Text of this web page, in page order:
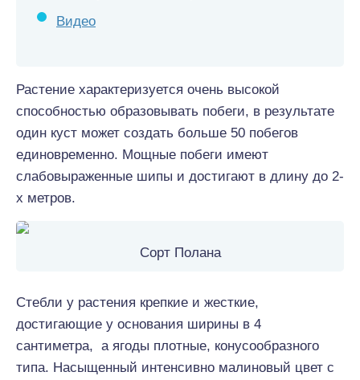
Видео
Растение характеризуется очень высокой
способностью образовывать побеги, в результате
один куст может создать больше 50 побегов
единовременно. Мощные побеги имеют
слабовыраженные шипы и достигают в длину до 2-
х метров.
Сорт Полана
Стебли у растения крепкие и жесткие,
достигающие у основания ширины в 4
сантиметра, а ягоды плотные, конусообразного
типа. Насыщенный интенсивно малиновый цвет с